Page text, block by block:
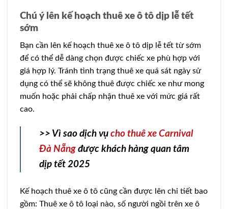
Chú ý lên kế hoạch thuê xe ô tô dịp lễ tết
sớm
Bạn cần lên kế hoạch thuê xe ô tô dịp lễ tết từ sớm
để có thể dễ dàng chọn được chiếc xe phù hợp với
giá hợp lý. Tránh tình trạng thuê xe quá sát ngày sử
dụng có thể sẽ không thuê được chiếc xe như mong
muốn hoặc phải chấp nhận thuê xe với mức giá rất
cao.
>> Vì sao dịch vụ cho thuê xe Carnival
Đà Nẵng được khách hàng quan tâm
dịp tết 2025
Kế hoạch thuê xe ô tô cũng cần được lên chi tiết bao
gồm: Thuê xe ô tô loại nào, số người ngồi trên xe ô